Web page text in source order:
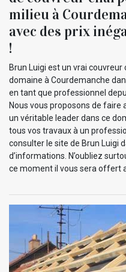
milieu à
avec des prix
!
Brun Luigi est un vrai
domaine à Courdemanche
en tant que professionnel
Nous vous proposons de faire
un véritable leader dans ce
tous vos travaux à un
consulter le site de Brun Luigi
d’informations. N’oubliez
ce moment il vous sera offert